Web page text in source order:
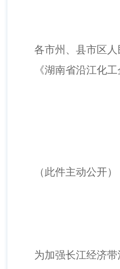
各市州、县市区
《湖南省沿江化
（此件主动公开）
为加强长江经济